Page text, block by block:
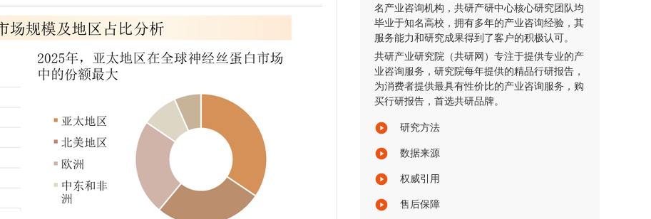
名产业咨询机构，共研产研中心核心研究团队均
毕业于知名高校，拥有多年的产业咨询经验，其
服务能力和研究成果得到了客户的积极认可。
共研产业研究院（共研网）专注于提供专业的产
业咨询服务，研究院每年提供的精品行研报告，
为消费者提供最具有性价比的产业咨询服务，购
买行研报告，首选共研品牌。
研究方法
数据来源
权威引用
售后保障